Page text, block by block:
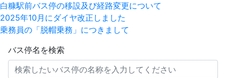
白糠駅前バス停の移設及び経路変更について
2025年10月にダイヤ改正しました
乗務員の「脱帽乗務」につきまして
バス停名を検索